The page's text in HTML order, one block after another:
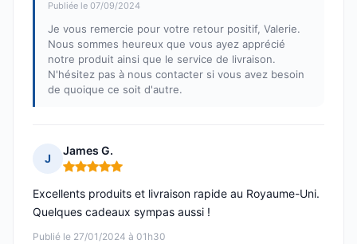
Publiée le 07/09/2024
Je vous remercie pour votre retour positif, Valerie.
Nous sommes heureux que vous ayez apprécié
notre produit ainsi que le service de livraison.
N'hésitez pas à nous contacter si vous avez besoin
de quoique ce soit d'autre.
J
James G.
Note : 5 sur 5
Publié le 27/01/2024 à 01h30
Excellents produits et livraison rapide au Royaume-Uni.
Quelques cadeaux sympas aussi !